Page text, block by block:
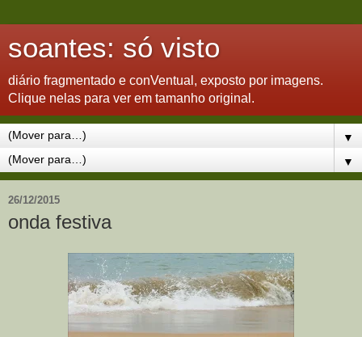
soantes: só visto
diário fragmentado e conVentual, exposto por imagens.
Clique nelas para ver em tamanho original.
▼
▼
26/12/2015
onda festiva